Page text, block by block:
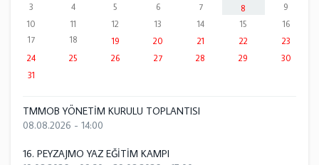
3
4 5 6 7 8
9
10
11 12 13 14 15
16
17
18 19 20 21 22
23
24
25 26 27 28 29
30
31
TMMOB YÖNETİM KURULU TOPLANTISI
08.08.2026 - 14:00
16. PEYZAJMO YAZ EĞİTİM KAMPI